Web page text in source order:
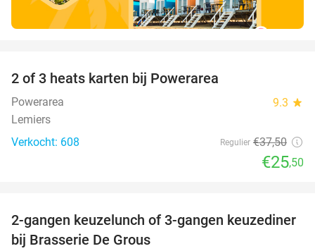
2 of 3 heats karten bij Powerarea
Powerarea 9.3 star
Lemiers
Verkocht: 608
Regulier €37,50
€25,50
30%
2-gangen keuzelunch of 3-gangen keuzediner
bij Brasserie De Grous